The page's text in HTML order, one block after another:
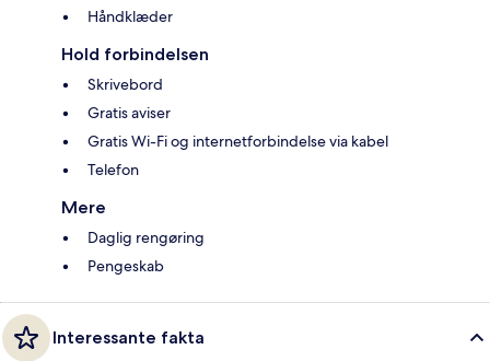
Håndklæder
Hold forbindelsen
Skrivebord
Gratis aviser
Gratis Wi-Fi og internetforbindelse via kabel
Telefon
Mere
Daglig rengøring
Pengeskab
Interessante fakta